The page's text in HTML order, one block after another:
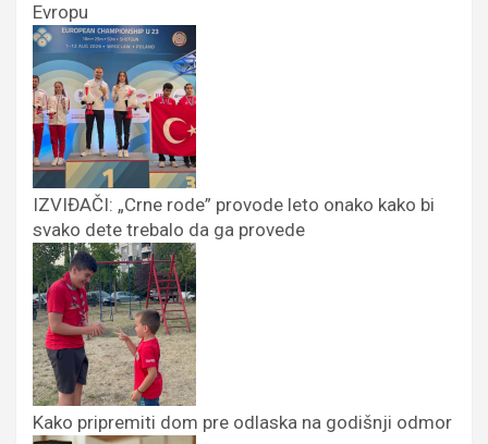
Evropu
IZVIĐAČI: „Crne rode” provode leto onako kako bi
svako dete trebalo da ga provede
Kako pripremiti dom pre odlaska na godišnji odmor